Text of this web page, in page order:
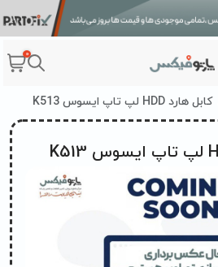
0
کابل هارد HDD لپ تاپ ایسوس K513